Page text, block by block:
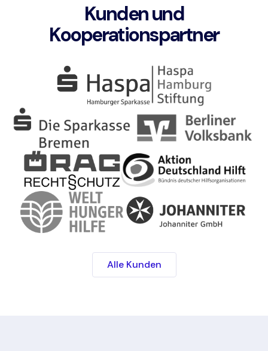
Kunden und
Kooperationspartner
Alle Kunden